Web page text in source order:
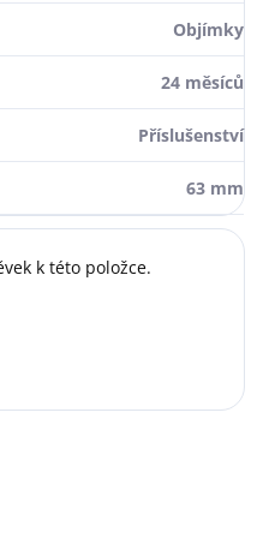
Objímky
24 měsíců
Příslušenství
63 mm
k této položce.